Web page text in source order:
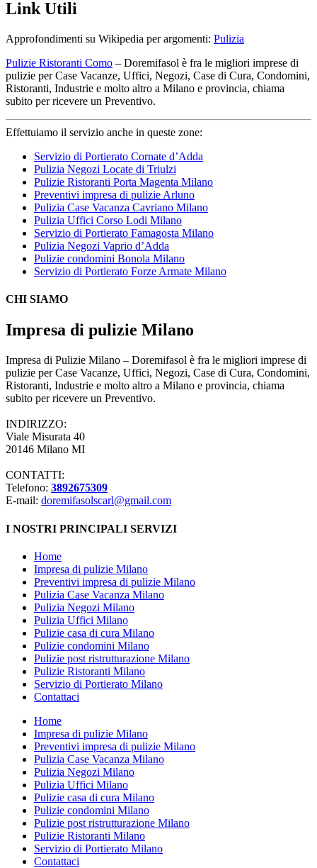
Link Utili
Approfondimenti su Wikipedia per argomenti: Pulizia
Pulizie Ristoranti Como – Doremifasol è fra le migliori imprese di
pulizie per Case Vacanze, Uffici, Negozi, Case di Cura, Condomini,
Ristoranti, Industrie e molto altro a Milano e provincia, chiama
subito per ricevere un Preventivo.
Effettuiamo il servizio anche in queste zone:
Servizio di Portierato Cornate d’Adda
Pulizia Negozi Locate di Triulzi
Pulizie Ristoranti Porta Magenta Milano
Preventivi impresa di pulizie Arluno
Pulizia Case Vacanza Cavriano Milano
Pulizia Uffici Corso Lodi Milano
Servizio di Portierato Famagosta Milano
Pulizia Negozi Vaprio d’Adda
Pulizie condomini Bonola Milano
Servizio di Portierato Forze Armate Milano
CHI SIAMO
Impresa di pulizie Milano
Impresa di Pulizie Milano – Doremifasol è fra le migliori imprese di
pulizie per Case Vacanze, Uffici, Negozi, Case di Cura, Condomini,
Ristoranti, Industrie e molto altro a Milano e provincia, chiama
subito per ricevere un Preventivo.
INDIRIZZO:
Viale Misurata 40
20146 Milano MI
CONTATTI:
Telefono: 3892675309
E-mail: doremifasolscarl@gmail.com
I NOSTRI PRINCIPALI SERVIZI
Home
Impresa di pulizie Milano
Preventivi impresa di pulizie Milano
Pulizia Case Vacanza Milano
Pulizia Negozi Milano
Pulizia Uffici Milano
Pulizie casa di cura Milano
Pulizie condomini Milano
Pulizie post ristrutturazione Milano
Pulizie Ristoranti Milano
Servizio di Portierato Milano
Contattaci
Home
Impresa di pulizie Milano
Preventivi impresa di pulizie Milano
Pulizia Case Vacanza Milano
Pulizia Negozi Milano
Pulizia Uffici Milano
Pulizie casa di cura Milano
Pulizie condomini Milano
Pulizie post ristrutturazione Milano
Pulizie Ristoranti Milano
Servizio di Portierato Milano
Contattaci